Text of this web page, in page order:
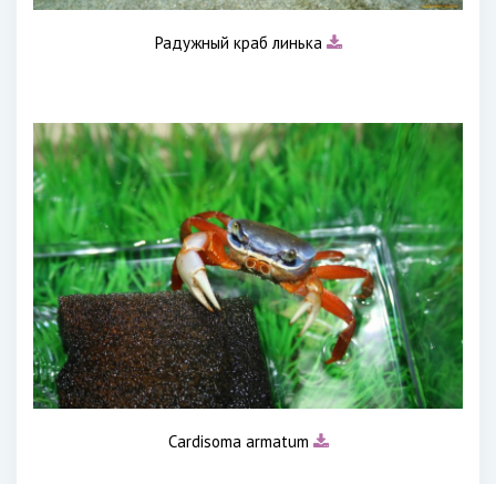
Радужный краб линька
Cardisoma armatum